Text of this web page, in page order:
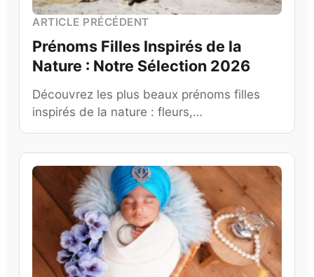
ARTICLE PRÉCÉDENT
Prénoms Filles Inspirés de la
Nature : Notre Sélection 2026
Découvrez les plus beaux prénoms filles
inspirés de la nature : fleurs,…